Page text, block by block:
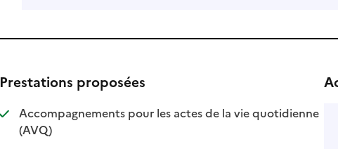
Prestations proposées
Accompagnements pour les actes de la vie quotidienne
(AVQ)
: disponible
: non disponible